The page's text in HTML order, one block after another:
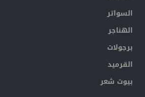
السواتر
الهناجر
برجولات
القرميد
بيوت شعر